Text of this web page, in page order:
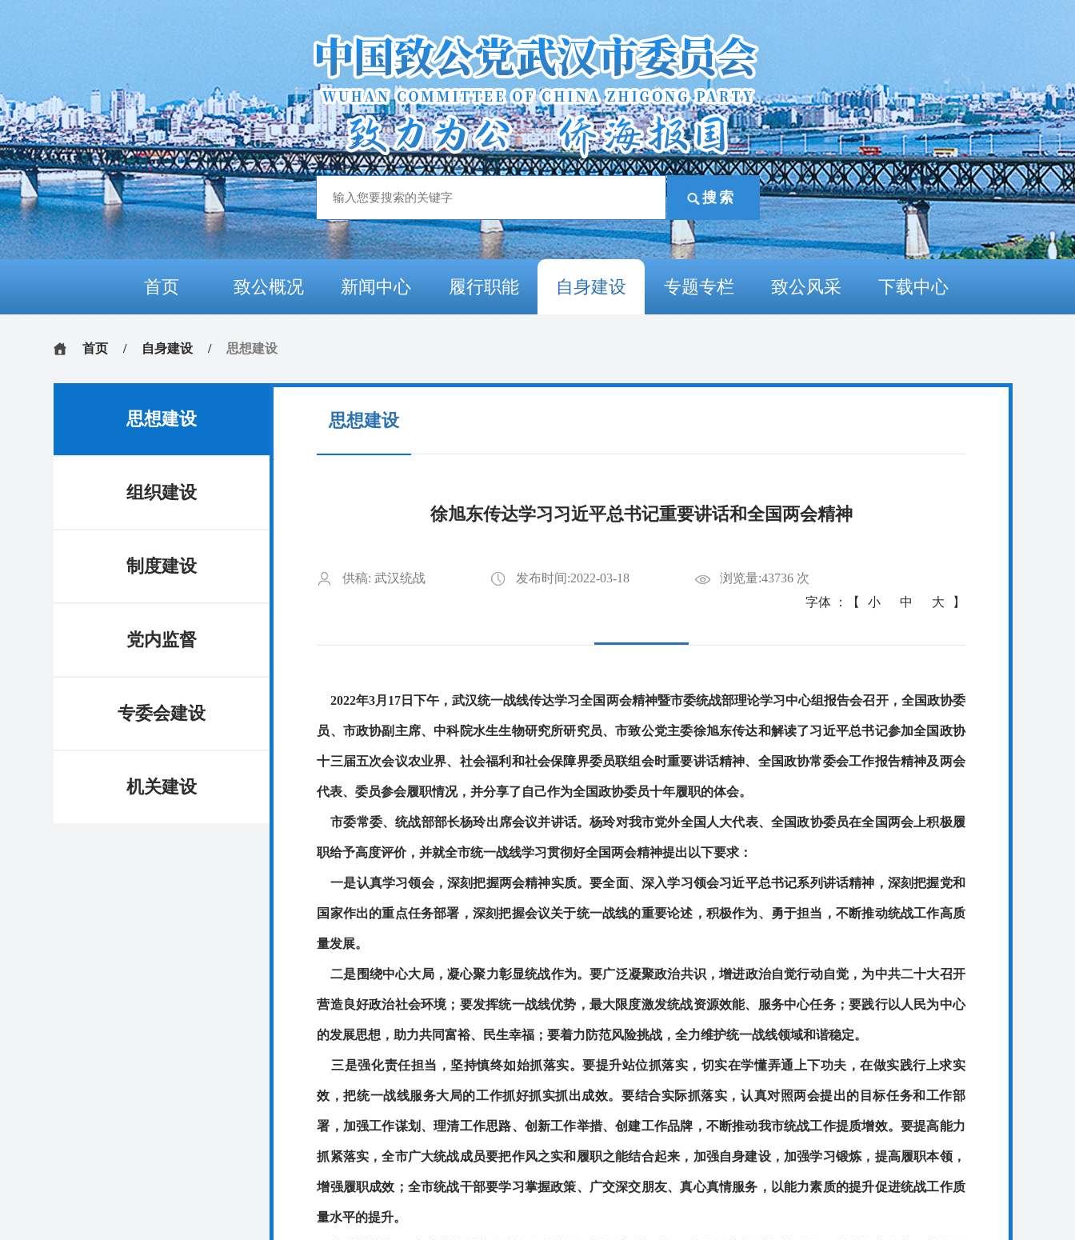
首页 致公概况 新闻中心 履行职能 自身建设 专题专栏 致公风采 下载中心
首页 / 自身建设 / 思想建设
思想建设
组织建设
制度建设
党内监督
专委会建设
机关建设
思想建设
徐旭东传达学习习近平总书记重要讲话和全国两会精神
供稿: 武汉统战 发布时间:2022-03-18
浏览量:43736 次
字体 ：【
小 中 大 】
2022年3月17日下午，武汉统一战线传达学习全国两会精神暨市委统战部理论学习中心组报告会召开，全国政协委
员、市政协副主席、中科院水生生物研究所研究员、市致公党主委徐旭东传达和解读了习近平总书记参加全国政协
十三届五次会议农业界、社会福利和社会保障界委员联组会时重要讲话精神、全国政协常委会工作报告精神及两会
代表、委员参会履职情况，并分享了自己作为全国政协委员十年履职的体会。
市委常委、统战部部长杨玲出席会议并讲话。杨玲对我市党外全国人大代表、全国政协委员在全国两会上积极履
职给予高度评价，并就全市统一战线学习贯彻好全国两会精神提出以下要求：
一是认真学习领会，深刻把握两会精神实质。要全面、深入学习领会习近平总书记系列讲话精神，深刻把握党和
国家作出的重点任务部署，深刻把握会议关于统一战线的重要论述，积极作为、勇于担当，不断推动统战工作高质
量发展。
二是围绕中心大局，凝心聚力彰显统战作为。要广泛凝聚政治共识，增进政治自觉行动自觉，为中共二十大召开
营造良好政治社会环境；要发挥统一战线优势，最大限度激发统战资源效能、服务中心任务；要践行以人民为中心
的发展思想，助力共同富裕、民生幸福；要着力防范风险挑战，全力维护统一战线领域和谐稳定。
三是强化责任担当，坚持慎终如始抓落实。要提升站位抓落实，切实在学懂弄通上下功夫，在做实践行上求实
效，把统一战线服务大局的工作抓好抓实抓出成效。要结合实际抓落实，认真对照两会提出的目标任务和工作部
署，加强工作谋划、理清工作思路、创新工作举措、创建工作品牌，不断推动我市统战工作提质增效。要提高能力
抓紧落实，全市广大统战成员要把作风之实和履职之能结合起来，加强自身建设，加强学习锻炼，提高履职本领，
增强履职成效；全市统战干部要学习掌握政策、广交深交朋友、真心真情服务，以能力素质的提升促进统战工作质
量水平的提升。